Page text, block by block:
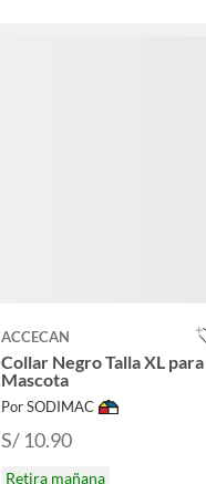
ACCECAN
Collar Negro Talla XL para
Mascota
Por SODIMAC
S/ 10.90
Retira mañana